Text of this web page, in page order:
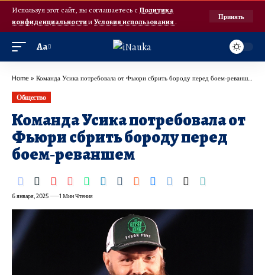
Используя этот сайт, вы соглашаетесь с Политика
конфиденциальностииУсловия использования.
Принять
Аа
Home » Команда Усика потребовала от Фьюри сбрить бороду перед боем‑реваншем
Общество
Команда Усика потребовала от
Фьюри сбрить бороду перед
боем‑реваншем
6 января, 2025 1 Мин Чтения